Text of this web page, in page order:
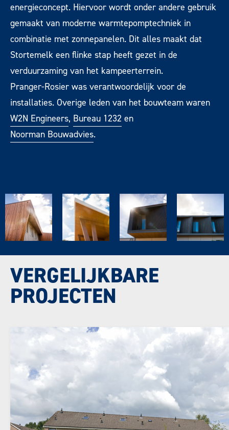
energieconcept. Hiervoor wordt onder andere gebruik
gemaakt van moderne warmtepomptechniek in
combinatie met zonnepanelen. Dit alles maakt dat
Stortemelk een flinke stap heeft gezet in de
verduurzaming van het kampeerterrein.
Pranger-Rosier was verantwoordelijk voor de
installaties. Overige leden van het bouwteam waren
W2N Engineers, Bureau 1232 en
Noorman Bouwadvies.
VERGELIJKBARE
PROJECTEN